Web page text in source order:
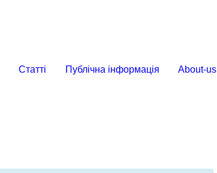
Статті Публічна інформація About-us